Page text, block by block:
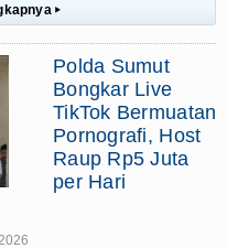
▸
Polda Sumut
Bongkar Live
TikTok Bermuatan
Pornografi, Host
Raup Rp5 Juta
per Hari